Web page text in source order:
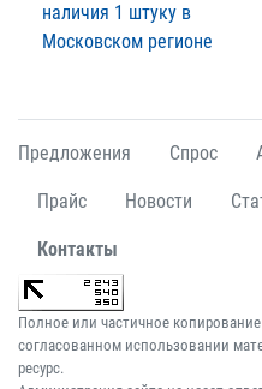
наличия 1 штуку в
Московском регионе
Предложения Спрос
Прайс Новости
Контакты
Полное или частичное
согласованном использовании
ресурс.